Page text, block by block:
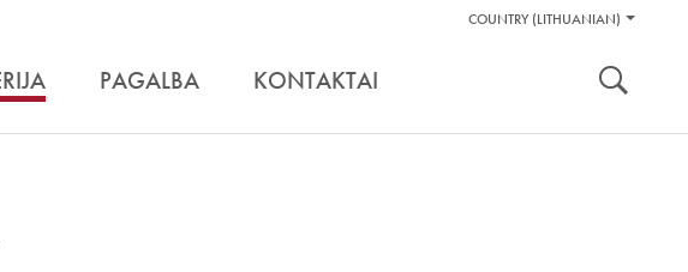
Pagalbos
COUNTRY (LITHUANIAN)
PAGALBA KONTAKTAI